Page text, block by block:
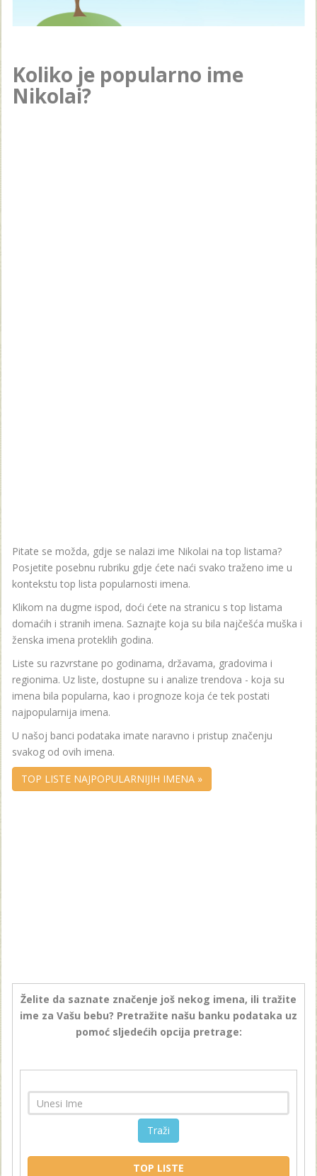
Koliko je popularno ime
Nikolai?
Pitate se možda, gdje se nalazi ime Nikolai na top listama?
Posjetite posebnu rubriku gdje ćete naći svako traženo ime u
kontekstu top lista popularnosti imena.
Klikom na dugme ispod, doći ćete na stranicu s top listama
domaćih i stranih imena. Saznajte koja su bila najčešća muška i
ženska imena proteklih godina.
Liste su razvrstane po godinama, državama, gradovima i
regionima. Uz liste, dostupne su i analize trendova - koja su
imena bila popularna, kao i prognoze koja će tek postati
najpopularnija imena.
U našoj banci podataka imate naravno i pristup značenju
svakog od ovih imena.
TOP LISTE NAJPOPULARNIJIH IMENA »
Želite da saznate značenje još nekog imena, ili tražite
ime za Vašu bebu? Pretražite našu banku podataka uz
pomoć sljedećih opcija pretrage:
Traži
TOP LISTE